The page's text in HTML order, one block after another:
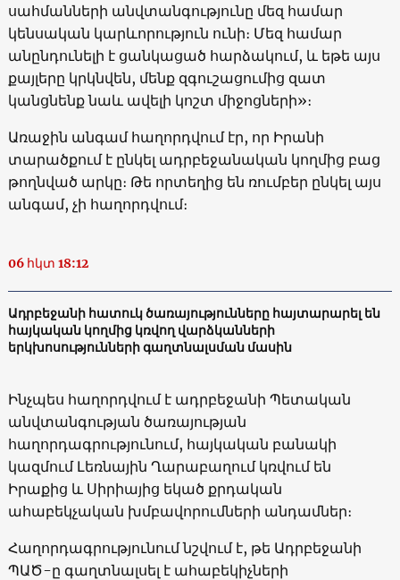
սահմանների անվտանգությունը մեզ համար
կենսական կարևորություն ունի։ Մեզ համար
անընդունելի է ցանկացած հարձակում, և եթե այս
քայլերը կրկնվեն, մենք զգուշացումից զատ
կանցնենք նաև ավելի կոշտ միջոցների»։
Առաջին անգամ հաղորդվում էր, որ Իրանի
տարածքում է ընկել ադրբեջանական կողմից բաց
թողնված արկը։ Թե որտեղից են ռումբեր ընկել այս
անգամ, չի հաղորդվում։
06 հկտ 18:12
Ադրբեջանի հատուկ ծառայությունները հայտարարել են
հայկական կողմից կռվող վարձկանների
երկխոսությունների գաղտնալսման մասին
Ինչպես հաղորդվում է ադրբեջանի Պետական
անվտանգության ծառայության
հաղորդագրությունում, հայկական բանակի
կազմում Լեռնային Ղարաբաղում կռվում են
Իրաքից և Սիրիայից եկած քրդական
ահաբեկչական խմբավորումների անդամներ։
Հաղորդագրությունում նշվում է, թե Ադրբեջանի
ՊԱԾ-ը գաղտնալսել է ահաբեկիչների